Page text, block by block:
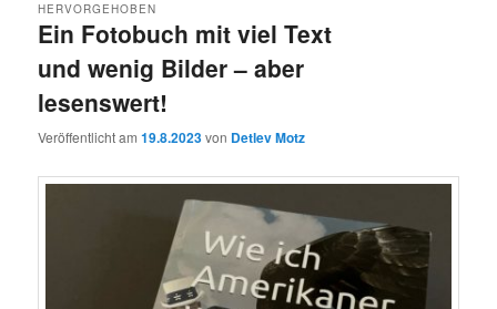
Ein Fotobuch mit viel Text
und wenig Bilder – aber
lesenswert!
HERVORGEHOBEN
Veröffentlicht am19.8.2023von Detlev Motz